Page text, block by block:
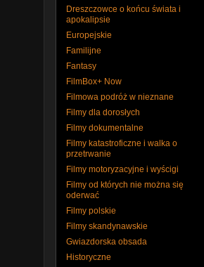
Dreszczowce o końcu świata i
apokalipsie
Europejskie
Familijne
Fantasy
FilmBox+ Now
Filmowa podróż w nieznane
Filmy dla dorosłych
Filmy dokumentalne
Filmy katastroficzne i walka o
przetrwanie
Filmy motoryzacyjne i wyścigi
Filmy od których nie można się
oderwać
Filmy polskie
Filmy skandynawskie
Gwiazdorska obsada
Historyczne